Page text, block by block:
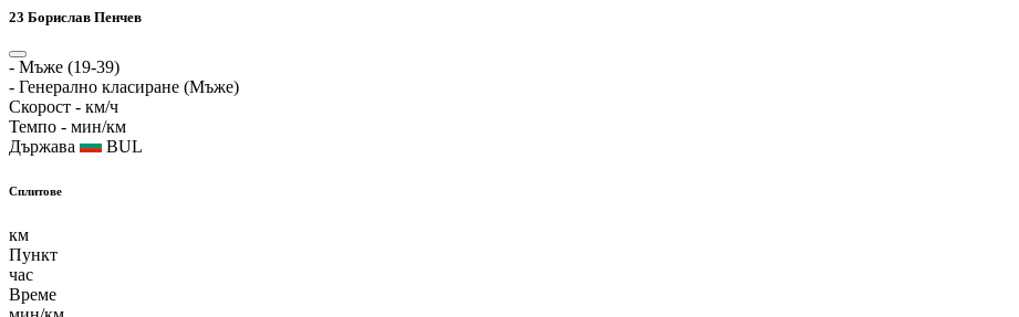
23 Борислав Пенчев
- Мъже (19-39)
- Генерално класиране (Мъже)
Скорост - км/ч
Темпо - мин/км
Държава
BUL
Сплитове
км
Пункт
час
Време